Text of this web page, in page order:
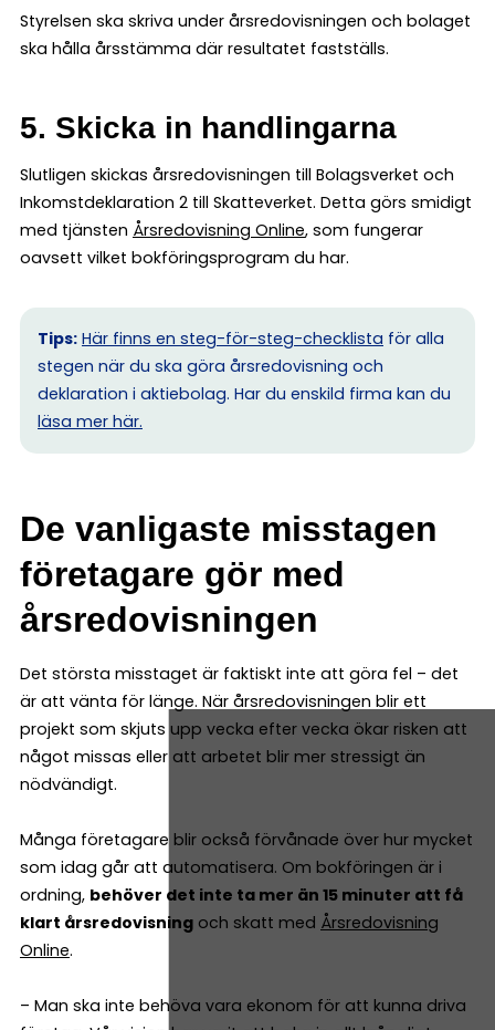
Styrelsen ska skriva under årsredovisningen och bolaget
ska hålla årsstämma där resultatet fastställs.
5. Skicka in handlingarna
Slutligen skickas årsredovisningen till Bolagsverket och
Inkomstdeklaration 2 till Skatteverket. Detta görs smidigt
med tjänsten Årsredovisning Online, som fungerar
oavsett vilket bokföringsprogram du har.
Tips: Här finns en steg-för-steg-checklista för alla
stegen när du ska göra årsredovisning och
deklaration i aktiebolag. Har du enskild firma kan du
läsa mer här.
De vanligaste misstagen
företagare gör med
årsredovisningen
Det största misstaget är faktiskt inte att göra fel – det
är att vänta för länge. När årsredovisningen blir ett
projekt som skjuts upp vecka efter vecka ökar risken att
något missas eller att arbetet blir mer stressigt än
nödvändigt.
Många företagare blir också förvånade över hur mycket
som idag går att automatisera. Om bokföringen är i
ordning, behöver det inte ta mer än 15 minuter att få
klart årsredovisning och skatt med Årsredovisning
Online.
– Man ska inte behöva vara ekonom för att kunna driva